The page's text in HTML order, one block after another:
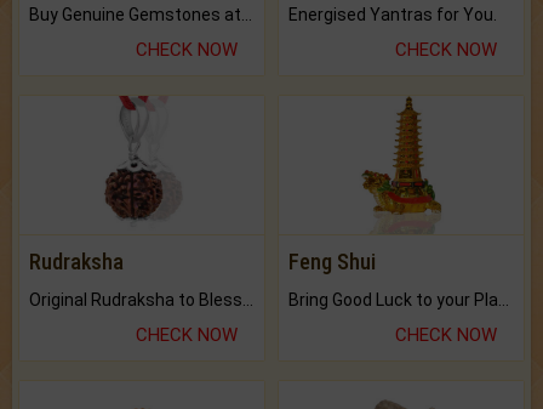
CHECK NOW
Energised Yantras for You.
CHECK NOW
Rudraksha
CHECK NOW
Feng Shui
CHECK NOW